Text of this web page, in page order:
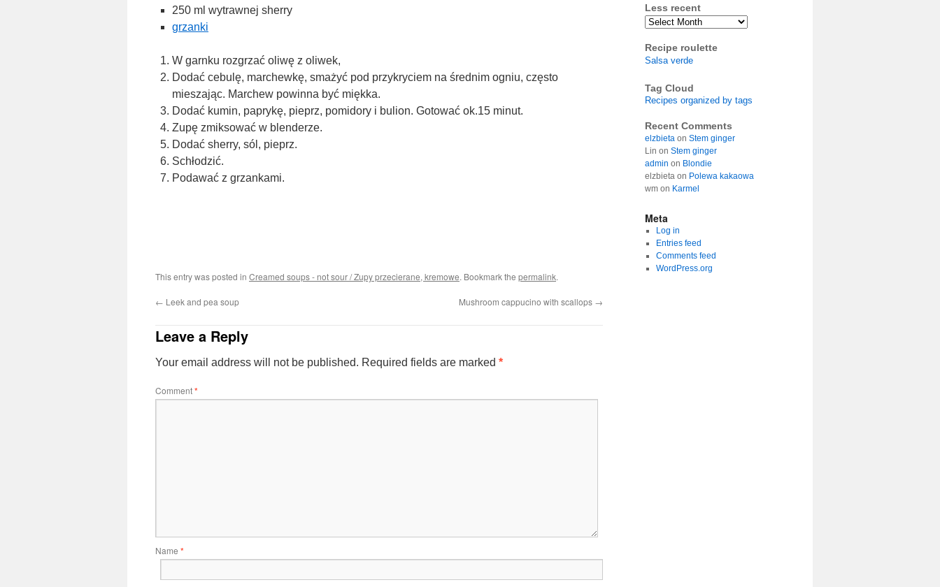
250 ml wytrawnej sherry
grzanki
W garnku rozgrzać oliwę z oliwek,
Dodać cebulę, marchewkę, smażyć pod przykryciem na średnim ogniu, często
mieszając. Marchew powinna być miękka.
Dodać kumin, paprykę, pieprz, pomidory i bulion. Gotować ok.15 minut.
Zupę zmiksować w blenderze.
Dodać sherry, sól, pieprz.
Schłodzić.
Podawać z grzankami.
This entry was posted in Creamed soups - not sour / Zupy przecierane, kremowe. Bookmark the permalink.
← Leek and pea soup Mushroom cappucino with scallops →
Leave a Reply
Your email address will not be published. Required fields are marked *
Comment*
Name *
Less recent
Archives
Recipe roulette
Salsa verde
Tag Cloud
Recipes organized by tags
Recent Comments
elzbieta on Stem ginger
Lin on Stem ginger
admin on Blondie
elzbieta on Polewa kakaowa
wm on Karmel
Meta
Log in
Entries feed
Comments feed
WordPress.org